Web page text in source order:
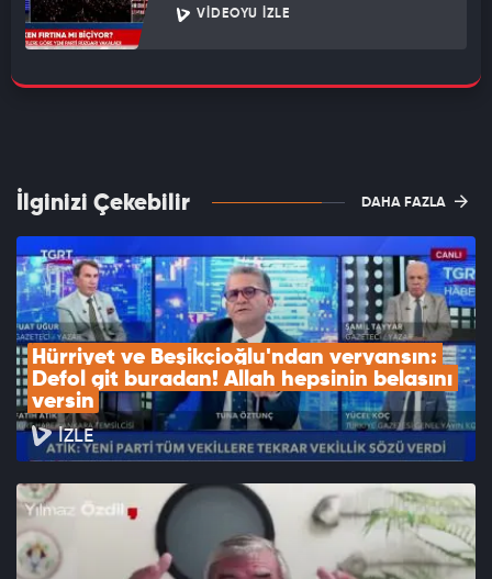
VIDEOYU İZLE
İlginizi Çekebilir DAHA FAZLA
Hürriyet ve Beşikçioğlu'ndan veryansın:
Defol git buradan! Allah hepsinin belasını
versin
İZLE